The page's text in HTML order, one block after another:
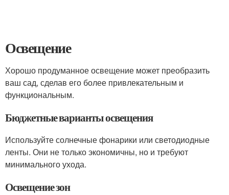
Освещение
Хорошо продуманное освещение может преобразить
ваш сад, сделав его более привлекательным и
функциональным.
Бюджетные варианты освещения
Используйте солнечные фонарики или светодиодные
ленты. Они не только экономичны, но и требуют
минимального ухода.
Освещение зон